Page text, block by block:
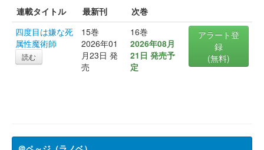
連載タイトル 最新刊
次巻
四度目は嫌な死
属性魔術師
読む
15巻
2026年01
月23日 発
売
16巻
2026年08月
21日 発売予
定
アラート登
録
(無料)